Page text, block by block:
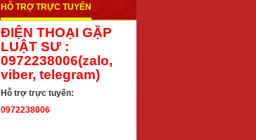
HỖ TRỢ TRỰC TUYẾN
ĐIỆN THOẠI GẶP
LUẬT SƯ :
0972238006(zalo,
viber, telegram)
Hỗ trợ trực tuyến:
0972238006